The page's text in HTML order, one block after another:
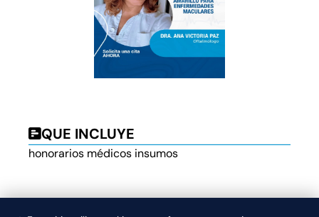
QUE INCLUYE
honorarios médicos insumos